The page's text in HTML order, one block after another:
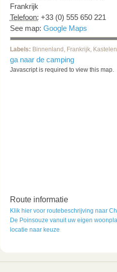
Frankrijk
Telefoon: +33 (0) 555 650 221
See map: Google Maps
Labels: Binnenland , Frankrijk,
ga naar de camping
Javascript is required to view this map.
Route informatie
Klik hier voor routebeschrijving naar
De Poinsouze vanuit uw eigen
locatie naar keuze